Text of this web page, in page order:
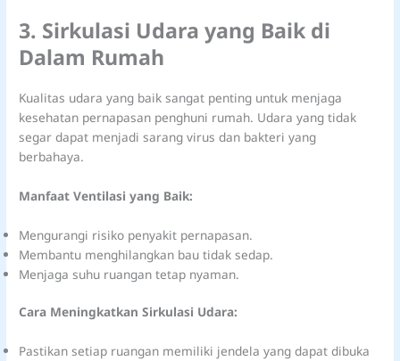
3. Sirkulasi Udara yang Baik di
Dalam Rumah
Kualitas udara yang baik sangat penting untuk menjaga
kesehatan pernapasan penghuni rumah. Udara yang tidak
segar dapat menjadi sarang virus dan bakteri yang
berbahaya.
Manfaat Ventilasi yang Baik:
Mengurangi risiko penyakit pernapasan.
Membantu menghilangkan bau tidak sedap.
Menjaga suhu ruangan tetap nyaman.
Cara Meningkatkan Sirkulasi Udara:
Pastikan setiap ruangan memiliki jendela yang dapat dibuka